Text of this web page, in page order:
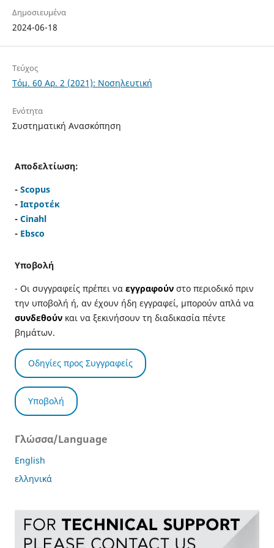
Δημοσιευμένα
2024-06-18
Τεύχος
Τόμ. 60 Αρ. 2 (2021): Νοσηλευτική
Ενότητα
Συστηματική Ανασκόπηση
Αποδελτίωση:
- Scopus
- Ιατροτέκ
- Cinahl
- Ebsco
Υποβολή
- Οι συγγραφείς πρέπει να εγγραφούν στο περιοδικό πριν
την υποβολή ή, αν έχουν ήδη εγγραφεί, μπορούν απλά να
συνδεθούνκαι να ξεκινήσουν τη διαδικασία πέντε
βημάτων.
Οδηγίες προς Συγγραφείς
Υποβολή
Γλώσσα/Language
English
ελληνικά